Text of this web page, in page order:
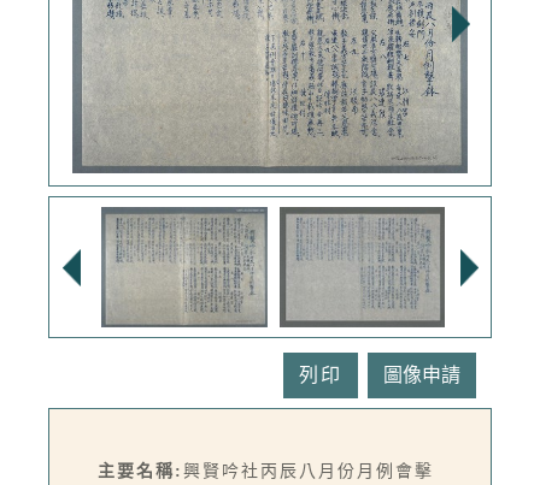
列印
主要名稱: 興賢吟社丙辰八月份月例會擊